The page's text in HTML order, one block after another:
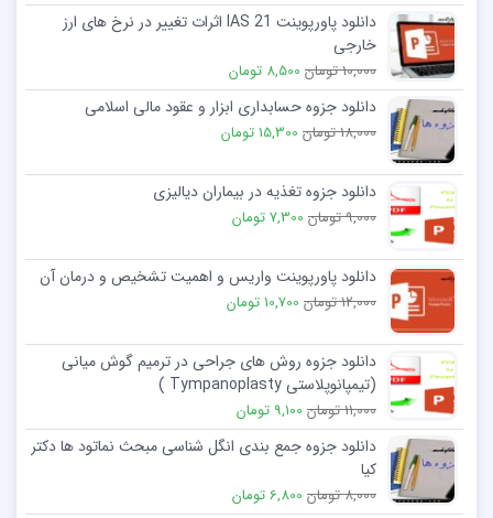
دانلود پاورپوینت IAS 21 اثرات تغییر در نرخ های ارز
خارجی
10,000 تومان 8,500 تومان
دانلود جزوه حسابداری ابزار و عقود مالی اسلامی
18,000 تومان 15,300 تومان
دانلود جزوه تغذیه در بیماران دیالیزی
9,000 تومان 7,300 تومان
دانلود پاورپوینت واریس و اهمیت تشخیص و درمان آن
12,000 تومان 10,700 تومان
دانلود جزوه روش های جراحی در ترمیم گوش میانی
(تیمپانوپلاستی Tympanoplasty )
11,000 تومان 9,100 تومان
دانلود جزوه جمع بندی انگل شناسی مبحث نماتود ها دکتر
کیا
8,000 تومان 6,800 تومان